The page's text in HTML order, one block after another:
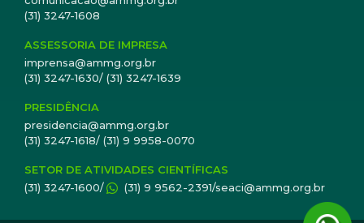
(31) 3247-1608
ASSESSORIA DE IMPRESA
imprensa@ammg.org.br
(31) 3247-1630/ (31) 3247-1639
PRESIDÊNCIA
presidencia@ammg.org.br
(31) 3247-1618/ (31) 9 9958-0070
SETOR DE ATIVIDADES CIENTÍFICAS
(31) 3247-1600/
(31) 9 9562-2391/seaci@ammg.org.br